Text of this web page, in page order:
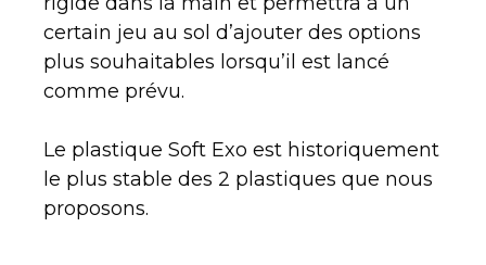
certain jeu au sol d’ajouter des options
plus souhaitables lorsqu’il est lancé
comme prévu.
Le plastique Soft Exo est historiquement
le plus stable des 2 plastiques que nous
proposons.